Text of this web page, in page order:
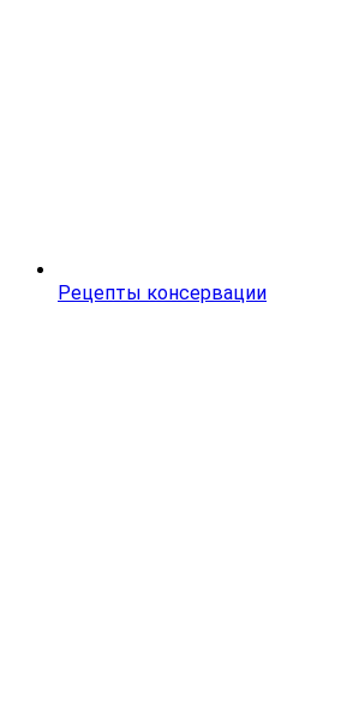
Рецепты консервации